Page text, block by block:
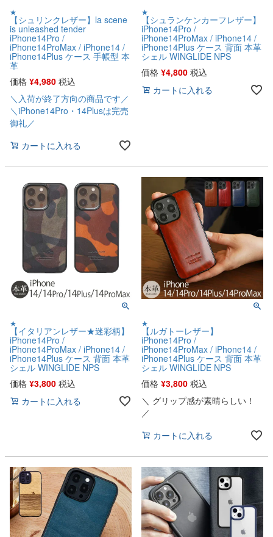
★
【シュリンクレザー】la scene
is unleashed tender
iPhone14Pro /
iPhone14ProMax / iPhone14 /
iPhone14Plus ケース 手帳型 本
革
価格 ¥4,980 税込
＼入荷が終了方向の商品です／
＼iPhone14Pro・14Plusは完売
御礼／
カートに入れる
★
【シュランケンカーフレザー】
iPhone14Pro /
iPhone14ProMax / iPhone14 /
iPhone14Plus ケース 背面 本革
シェル WINGLIDE NPS
価格 ¥4,800 税込
カートに入れる
★
【イタリアンレザー★迷彩柄】
iPhone14Pro /
iPhone14ProMax / iPhone14 /
iPhone14Plus ケース 背面 本革
シェル WINGLIDE NPS
価格 ¥3,800 税込
カートに入れる
★
【ルガトーレザー】
iPhone14Pro /
iPhone14ProMax / iPhone14 /
iPhone14Plus ケース 背面 本革
シェル WINGLIDE NPS
価格 ¥3,800 税込
＼ グリップ感が素晴らしい！
／
カートに入れる